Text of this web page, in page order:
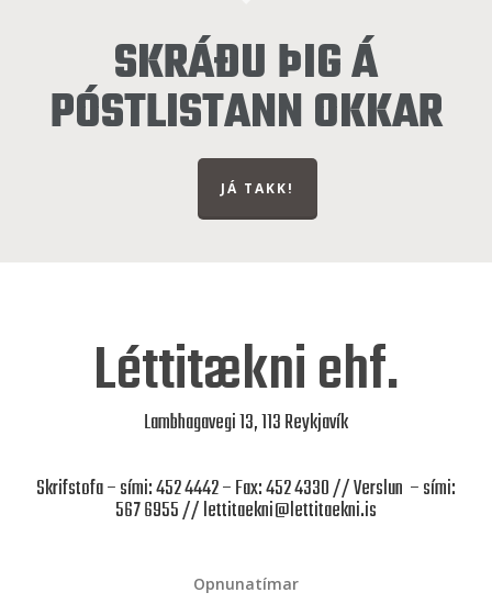
SKRÁÐU ÞIG Á
PÓSTLISTANN OKKAR
JÁ TAKK!
Léttitækni ehf.
Lambhagavegi 13, 113 Reykjavík
Skrifstofa – sími: 452 4442 – Fax: 452 4330 // Verslun – sími:
567 6955 //lettitaekni@lettitaekni.is
Opnunatímar